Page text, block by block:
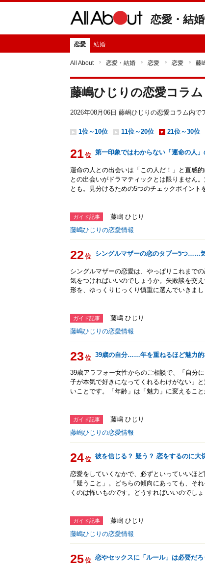
恋愛・結婚
恋愛 結婚
All About 恋愛・結婚 恋愛 恋愛 藤
藤嶋ひじりの恋愛コラ
2026年08月06日 藤嶋ひじりの恋愛コラム内で
1位～10位 11位～20位 21位～30位
21位 第一印象ではわからない「運命の人
運命の人との出会いは「この人だ！」と直感
との出会いがドラマティックとは限りません
とも。見分けるための5つのチェックポイント
ガイド記事
藤嶋 ひじり
藤嶋ひじりの恋愛情報
22 位 シングルマザーの恋のタブー5つ……
シングルマザーの恋愛は、やっぱりこれまで
気をつければいいのでしょうか。失敗談を交
形を、ゆっくりじっくり慎重に選んでいきまし
ガイド記事
藤嶋 ひじり
藤嶋ひじりの恋愛情報
23 位 39歳の自分……年を重ねるほど魅力的
39歳アラフォー女性からのご相談で、「自分
子が本気で好きになってくれるわけがない」
いことです。「年齢」は「魅力」に変えること
ガイド記事
藤嶋 ひじり
藤嶋ひじりの恋愛情報
24位 彼を信じる？ 疑う？ 恋をするのに大
恋愛をしていくなかで、必ずといっていいほ
「疑うこと」。どちらの傾向にあっても、そ
くのは怖いものです。どうすればいいのでしょ
ガイド記事
藤嶋 ひじり
藤嶋ひじりの恋愛情報
25位 恋やセックスに「ルール」は必要だろ